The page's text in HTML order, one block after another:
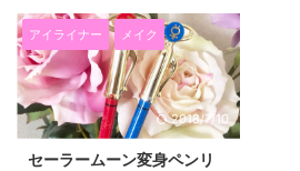
アイライナー メイク
2018/7/10
セーラームーン変身ペンリ